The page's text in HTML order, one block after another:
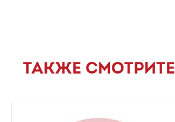
ТАКЖЕ СМОТРИТЕ